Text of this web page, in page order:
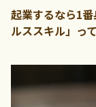
起業するなら1
ルススキル」っ